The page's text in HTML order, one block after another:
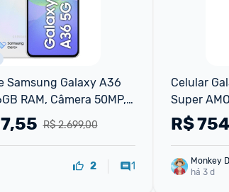
Samsung Galaxy A36
RAM, Câmera 50MP,
6.7", Recursos
R$ 2.699,00
2 1
Celular
Super
Samsung
R$
Monkey
há 3 d